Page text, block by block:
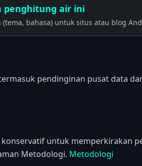
penghitung air ini
bahasa) untuk situs atau blog
pendinginan pusat data
untuk memperkirakan
Metodologi. Metodologi